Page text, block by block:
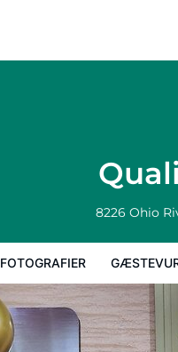
8226 Ohio
FOTOGRAFIER